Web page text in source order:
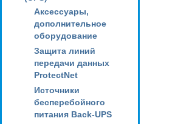
Аксессуары,
дополнительное
оборудование
Защита линий
передачи данных
ProtectNet
Источники
бесперебойного
питания Back-UPS